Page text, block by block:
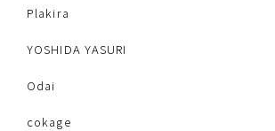
Plakira
YOSHIDA YASURI
Odai
cokage